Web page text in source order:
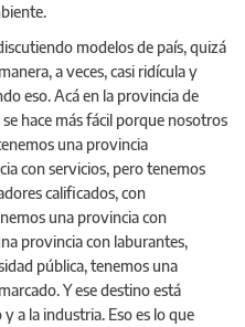
modelos de país, quizá
a veces, casi ridícula y
eso. Acá en la provincia de
hace más fácil porque nosotros
una provincia
con servicios, pero tenemos
calificados, con
una provincia con
provincia con laburantes,
pública, tenemos una
Y ese destino está
a la industria. Eso es lo que